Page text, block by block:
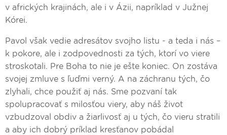
v afrických krajinách, ale i v Ázii, napríklad v Južnej
Kórei.
Pavol však vedie adresátov svojho listu - a teda i nás –
k pokore, ale i zodpovednosti za tých, ktorí vo viere
stroskotali. Pre Boha to nie je ešte koniec. On zostáva
svojej zmluve s ľuďmi verný. A na záchranu tých, čo
zlyhali, chce použiť aj nás. Sme pozvaní tak
spolupracovať s milosťou viery, aby náš život
vzbudzoval obdiv a žiarlivosť aj u tých, čo vieru stratili
a aby ich dobrý príklad kresťanov pobádal